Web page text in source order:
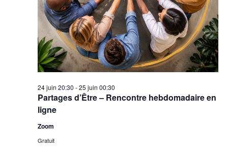
Partages d’Être – Rencontre hebdomadaire en
ligne
24 juin 20:30 -25 juin 00:30
Zoom
Gratuit